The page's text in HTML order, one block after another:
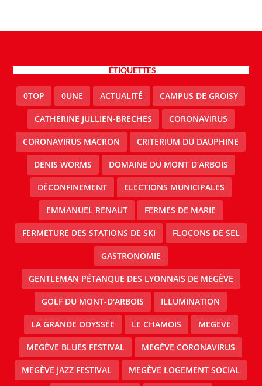
ÉTIQUETTES
0TOP 0UNE ACTUALITÉ CAMPUS DE GROISY
CATHERINE JULLIEN-BRECHES CORONAVIRUS
CORONAVIRUS MACRON CRITERIUM DU DAUPHINE
DENIS WORMS DOMAINE DU MONT D’ARBOIS
DÉCONFINEMENT ELECTIONS MUNICIPALES
EMMANUEL RENAUT FERMES DE MARIE
FERMETURE DES STATIONS DE SKI FLOCONS DE SEL
GASTRONOMIE
GENTLEMAN PÉTANQUE DES LYONNAIS DE MEGÈVE
GOLF DU MONT-D'ARBOIS ILLUMINATION
LA GRANDE ODYSSÉE LE CHAMOIS MEGEVE
MEGÈVE BLUES FESTIVAL MEGÈVE CORONAVIRUS
MEGÈVE JAZZ FESTIVAL MEGÈVE LOGEMENT SOCIAL